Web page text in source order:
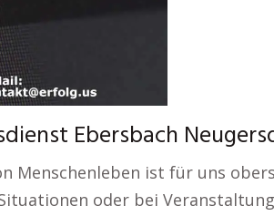
Ebersbach
Menschenleben ist für uns
oder bei